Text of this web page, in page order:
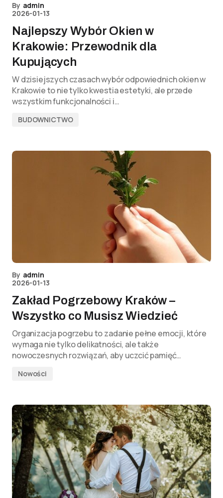
By admin
2026-01-13
Najlepszy Wybór Okien w
Krakowie: Przewodnik dla
Kupujących
W dzisiejszych czasach wybór odpowiednich okien w
Krakowie to nie tylko kwestia estetyki, ale przede
wszystkim funkcjonalności i…
BUDOWNICTWO
By admin
2026-01-13
Zakład Pogrzebowy Kraków –
Wszystko co Musisz Wiedzieć
Organizacja pogrzebu to zadanie pełne emocji, które
wymaga nie tylko delikatności, ale także
nowoczesnych rozwiązań, aby uczcić pamięć…
Nowości